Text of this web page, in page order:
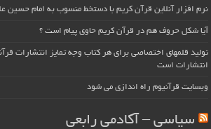
نرم افزار آنلاین قرآن کریم با دستخط منسوب به امام حسین
آیا شکل حروف هم در قرآن کریم حاوی پیام است ؟
تولید قلمهای اختصاصی برای هر کتاب وجه تمایز انتشارات
انتشارات است
وبسایت قرآنیوم راه اندازی می شود
سیاسی – آکادمی رابعی